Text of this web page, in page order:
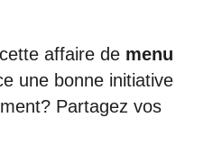
affaire de menu
une bonne initiative
Partagez vos